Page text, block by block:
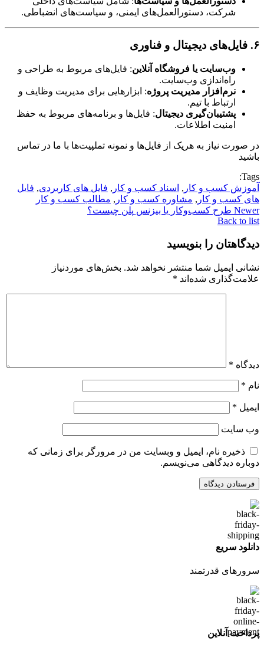
شرکت، دستورالعمل‌های ایمنی، و سیاست‌های انضباطی.
۶. فایل‌های دیجیتال و فناوری
وب‌سایت یا فروشگاه آنلاین: فایل‌های مربوط به طراحی و
راه‌اندازی وب‌سایت.
نرم‌افزار مدیریت پروژه: ابزارهایی برای مدیریت وظایف و
ارتباط با تیم.
پشتیبان‌گیری دیجیتال: فایل‌ها و برنامه‌های مربوط به حفظ
امنیت اطلاعات.
در صورت نیاز به هریک از فایل‌ها و نمونه تملپیت‌ها با ما در تماس
باشید
Tags:
آموزش کسب و کار , اسناد کسب و کار , فایل های کاربردی, فایل
های کسب و کار , مشاوره کسب و کار , مطالب کسب و کار
Newer طرح کسب‌وکار یا بیزنس پلن چیست؟
Back to list
دیدگاهتان را بنویسید
نشانی ایمیل شما منتشر نخواهد شد. بخش‌های موردنیاز
علامت‌گذاری شده‌اند *
دیدگاه *
نام *
ایمیل *
وب‌ سایت
ذخیره نام، ایمیل و وبسایت من در مرورگر برای زمانی که
دوباره دیدگاهی می‌نویسم.
دانلود سریع
سرورهای قدرتمند
پرداخت آنلاین